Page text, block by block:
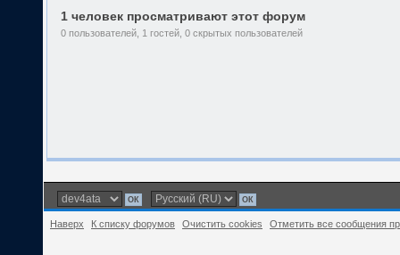
1 человек просматривают этот форум
0 пользователей, 1 гостей, 0 скрытых пользователей
Наверх К списку форумов Очистить cookies Отметить все сообщения